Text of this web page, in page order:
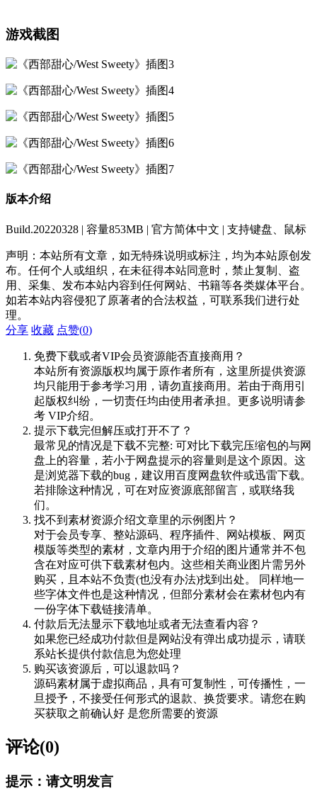
游戏截图
版本介绍
Build.20220328 | 容量853MB | 官方简体中文 | 支持键盘、鼠标
声明：本站所有文章，如无特殊说明或标注，均为本站原创发
布。任何个人或组织，在未征得本站同意时，禁止复制、盗
用、采集、发布本站内容到任何网站、书籍等各类媒体平台。
如若本站内容侵犯了原著者的合法权益，可联系我们进行处
理。
分享 收藏 点赞(0)
免费下载或者VIP会员资源能否直接商用？
本站所有资源版权均属于原作者所有，这里所提供资源
均只能用于参考学习用，请勿直接商用。若由于商用引
起版权纠纷，一切责任均由使用者承担。更多说明请参
考 VIP介绍。
提示下载完但解压或打开不了？
最常见的情况是下载不完整: 可对比下载完压缩包的与网
盘上的容量，若小于网盘提示的容量则是这个原因。这
是浏览器下载的bug，建议用百度网盘软件或迅雷下载。
若排除这种情况，可在对应资源底部留言，或联络我
们。
找不到素材资源介绍文章里的示例图片？
对于会员专享、整站源码、程序插件、网站模板、网页
模版等类型的素材，文章内用于介绍的图片通常并不包
含在对应可供下载素材包内。这些相关商业图片需另外
购买，且本站不负责(也没有办法)找到出处。 同样地一
些字体文件也是这种情况，但部分素材会在素材包内有
一份字体下载链接清单。
付款后无法显示下载地址或者无法查看内容？
如果您已经成功付款但是网站没有弹出成功提示，请联
系站长提供付款信息为您处理
购买该资源后，可以退款吗？
源码素材属于虚拟商品，具有可复制性，可传播性，一
旦授予，不接受任何形式的退款、换货要求。请您在购
买获取之前确认好 是您所需要的资源
评论(0)
提示：请文明发言